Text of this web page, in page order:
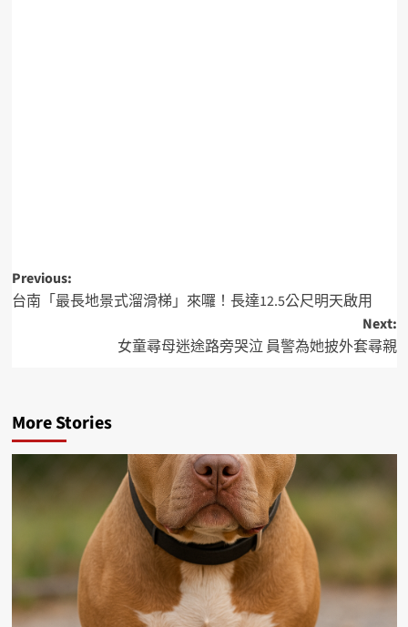
Previous:
台南「最長地景式溜滑梯」來囉！長達12.5公尺明天啟用
Next:
女童尋母迷途路旁哭泣 員警為她披外套尋親
More Stories